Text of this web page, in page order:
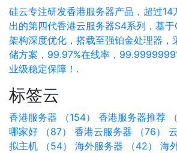
硅云专注研发香港服务器产品，超过14
出的第四代香港云服务器S4系列，基
架构深度优化，搭载至强铂金处理器，
储方案，99.97%在线率，
业级稳定保障！.
标签云
香港服务器 （154） 香港服务器推荐 （
哪家好 （87）
香港云服务器 （76）
拟主机 （54）
海外服务器 （42）
海